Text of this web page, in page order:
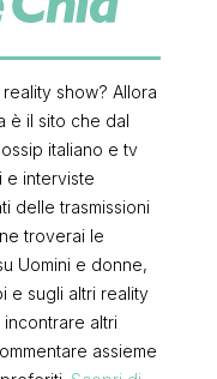
show? Allora
è il sito che dal
italiano e tv
e interviste
delle trasmissioni
troverai le
Uomini e donne,
e sugli altri reality
altri
assieme